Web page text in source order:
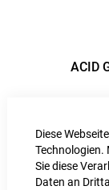
Diese
Technologien.
Sie diese
Daten an
ACID